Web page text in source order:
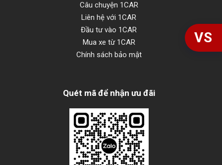
Câu chuyện 1CAR
Liên hệ với 1CAR
Đầu tư vào 1CAR
Mua xe từ 1CAR
Chính sách bảo mật
Quét mã để nhận ưu đãi
VS